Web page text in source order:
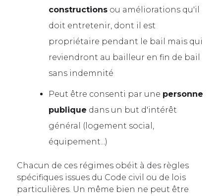
constructions ou améliorations qu'il
doit entretenir, dont il est
propriétaire pendant le bail mais qui
reviendront au bailleur en fin de bail
sans indemnité
Peut être consenti par une personne
publique dans un but d'intérêt
général (logement social,
équipement...)
Chacun de ces régimes obéit à des règles
spécifiques issues du Code civil ou de lois
particulières. Un même bien ne peut être